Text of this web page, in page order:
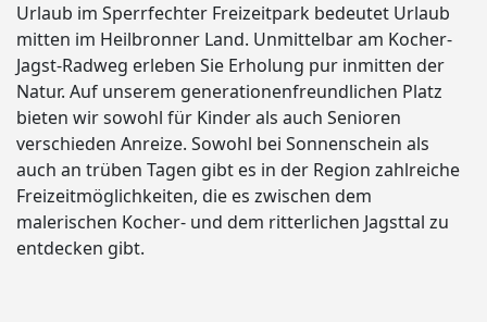
Urlaub im Sperrfechter Freizeitpark bedeutet Urlaub
mitten im Heilbronner Land. Unmittelbar am Kocher-
Jagst-Radweg erleben Sie Erholung pur inmitten der
Natur. Auf unserem generationenfreundlichen Platz
bieten wir sowohl für Kinder als auch Senioren
verschieden Anreize. Sowohl bei Sonnenschein als
auch an trüben Tagen gibt es in der Region zahlreiche
Freizeitmöglichkeiten, die es zwischen dem
malerischen Kocher- und dem ritterlichen Jagsttal zu
entdecken gibt.